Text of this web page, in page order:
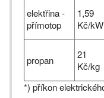
elektřina -
přímotop
1,59
Kč/
propan
21
Kč/kg
*) příkon